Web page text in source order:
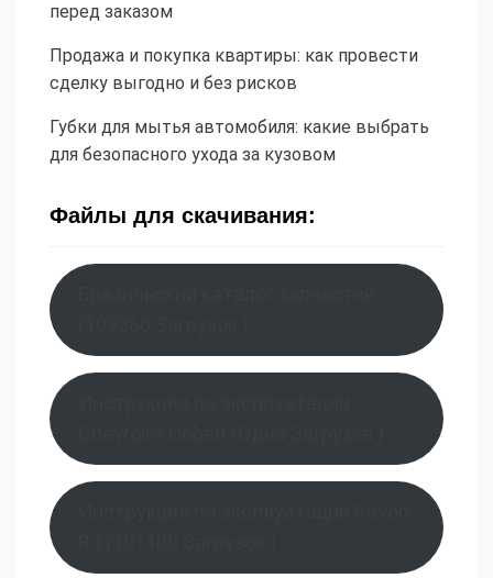
перед заказом
Продажа и покупка квартиры: как провести
сделку выгодно и без рисков
Губки для мытья автомобиля: какие выбрать
для безопасного ухода за кузовом
Файлы для скачивания: